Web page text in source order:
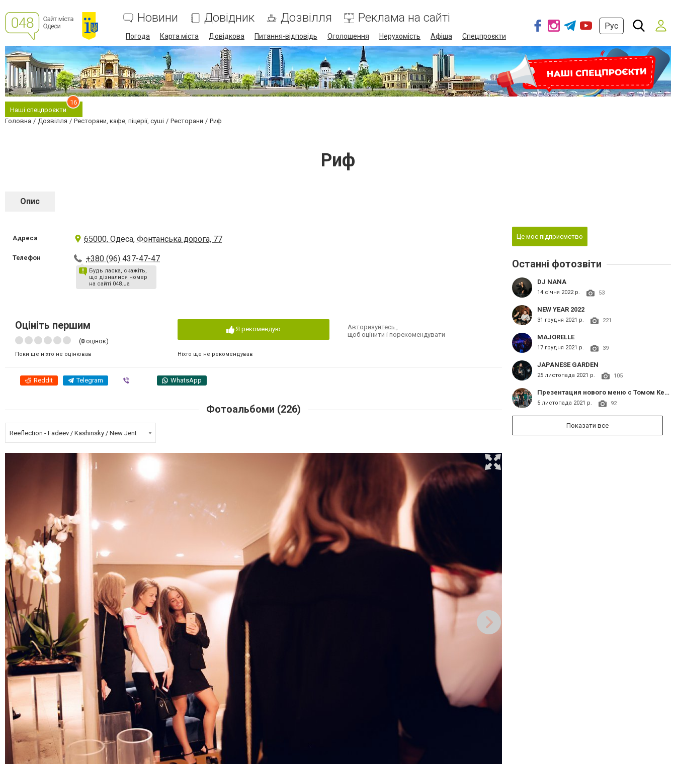
Новини Довідник Дозвілля Реклама на сайті
Погода Карта міста Довідкова Питання-відповідь Оголошення Нерухомість Афіша Спецпроєкти
Рус
Наші спецпроєкти
16
Головна Дозвілля Ресторани, кафе, піцерії, суші Ресторани Риф
Риф
Опис
Адреса 65000, Одеса, Фонтанська дорога, 77
Телефон +380 (96) 437-47-47
Будь ласка, скажіть,
що дізналися номер
на сайті 048.ua
Оцініть першим
(0 оцінок)
Поки ще ніхто не оцінював
Я рекомендую
Ніхто ще не рекомендував
Авторизуйтесь,
щоб оцінити і порекомендувати
Reddit Telegram WhatsApp
Фотоальбоми (226)
Reeflection - Fadeev / Kashinsky / New Jent
Це моє підприємство
Останні фотозвіти
DJ NANA
14 січня 2022 р. 53
NEW YEAR 2022
31 грудня 2021 р. 221
MAJORELLE
17 грудня 2021 р. 39
JAPANESE GARDEN
25 листопада 2021 р. 105
Презентация нового меню с Томом Кетли
5 листопада 2021 р. 92
Показати все